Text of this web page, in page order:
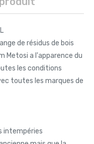
de résidus de bois
Metosi a l'apparence du
les conditions
toutes les marques de
intempéries